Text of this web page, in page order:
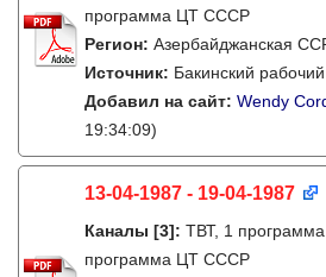
программа ЦТ СССР
Регион: Азербайджанская
Источник: Бакинский рабочий
Добавил на сайт: Wendy
19:34:09)
13-04-1987 - 19-04-1987
Каналы [3]: ТВТ, 1
программа ЦТ СССР